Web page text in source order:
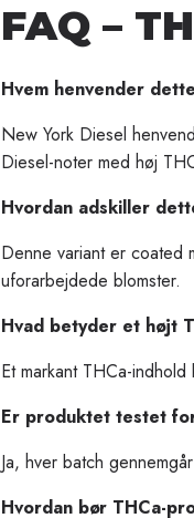
FAQ –
Hvem henvender
New York Diesel
Diesel-noter med høj
Hvordan adskiller
Denne variant er coated
uforarbejdede blomster.
Hvad betyder et højt
Et markant THCa-
Er produktet testet
Ja, hver batch
Hvordan bør THCa-